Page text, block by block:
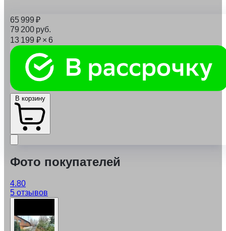
65 999 ₽
79 200 руб.
13 199 ₽ × 6
Фото покупателей
4.80
5 отзывов